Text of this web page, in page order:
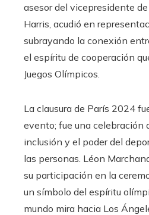
asesor del vicepresidente de
Harris, acudió en
subrayando la conexión
el espíritu de cooperación
Juegos Olímpicos.
La clausura de París 2024
evento; fue una celebración
inclusión y el poder del
las personas. Léon
su participación en la
un símbolo del espíritu
mundo mira hacia Los